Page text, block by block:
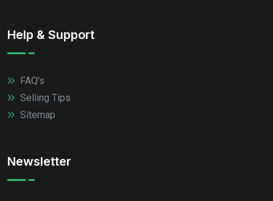
Help & Support
FAQ's
Selling Tips
Sitemap
Newsletter